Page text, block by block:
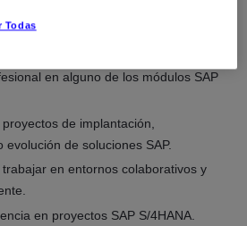
en alguno de los módulos SAP
de implantación,
evolución de soluciones SAP.
en entornos colaborativos y
en proyectos SAP S/4HANA.
Todas